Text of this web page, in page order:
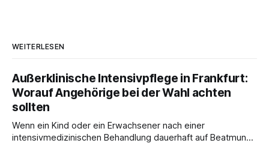
WEITERLESEN
Außerklinische Intensivpflege in Frankfurt:
Worauf Angehörige bei der Wahl achten
sollten
Wenn ein Kind oder ein Erwachsener nach einer
intensivmedizinischen Behandlung dauerhaft auf Beatmung